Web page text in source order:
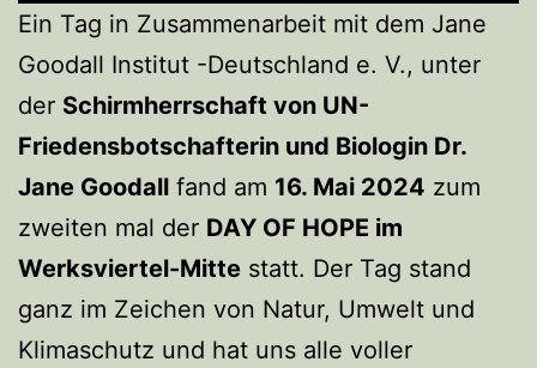
Ein Tag in Zusammenarbeit mit dem Jane
Goodall Institut -Deutschland e. V., unter
der Schirmherrschaft von UN-
Friedensbotschafterin und Biologin Dr.
Jane Goodall fand am 16. Mai 2024 zum
zweiten mal der DAY OF HOPE im
Werksviertel-Mitte statt. Der Tag stand
ganz im Zeichen von Natur, Umwelt und
Klimaschutz und hat uns alle voller